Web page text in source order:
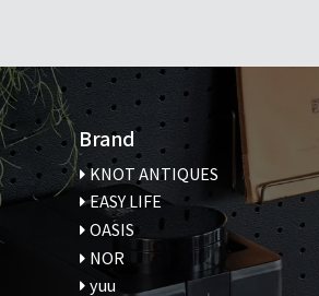
Brand
KNOT ANTIQUES
EASY LIFE
OASIS
NOR
yuu